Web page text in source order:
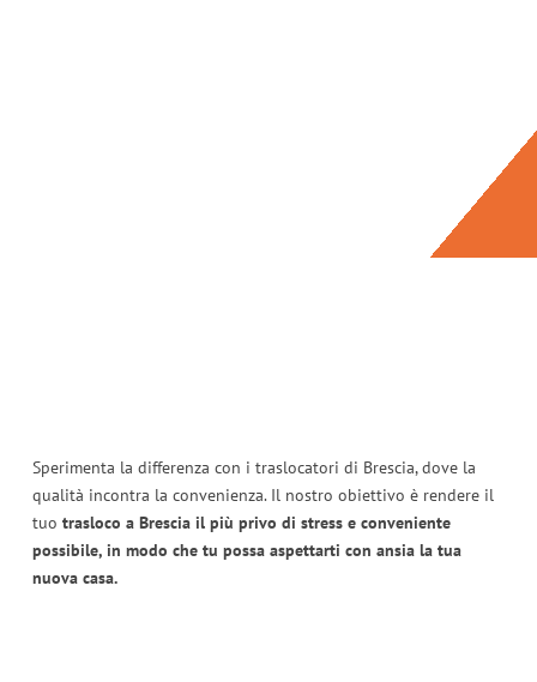
Sperimenta la differenza con i traslocatori di Brescia, dove la
qualità incontra la convenienza. Il nostro obiettivo è rendere il
tuo trasloco a Brescia il più privo di stress e conveniente
possibile, in modo che tu possa aspettarti con ansia la tua
nuova casa.